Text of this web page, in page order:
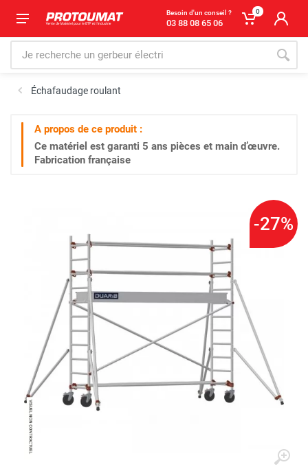
Besoin d'un conseil ?
03 88 08 65 06
0
Échafaudage roulant
A propos de ce produit :
Ce matériel est garanti 5 ans pièces et main d’œuvre.
Fabrication française
-27%